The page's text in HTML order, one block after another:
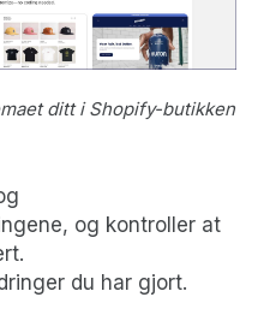
ditt i Shopify-butikken
og kontroller at
du har gjort.